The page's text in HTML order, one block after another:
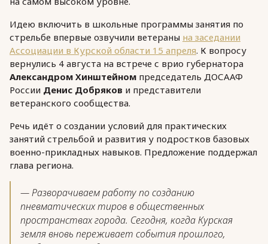
Идею включить в школьные программы занятия по
стрельбе впервые озвучили ветераны на заседании
Ассоциации в Курской области 15 апреля. К вопросу
вернулись 4 августа на встрече с врио губернатора
Александром Хинштейном председатель ДОСААФ
России Денис Добряков и представители
ветеранского сообщества.
Речь идёт о создании условий для практических
занятий стрельбой и развития у подростков базовых
военно-прикладных навыков. Предложение поддержал
глава региона.
— Разворачиваем работу по созданию
пневматических тиров в общественных
пространствах города. Сегодня, когда Курская
земля вновь переживает события прошлого,